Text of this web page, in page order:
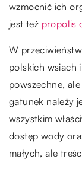
wzmocnić ich
jest też propolis
W
polskich wsiach
powszechne,
gatunek należy
wszystkim
dostęp wody
małych, ale